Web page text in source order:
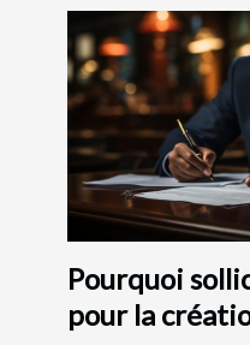
Pourquoi
pour la